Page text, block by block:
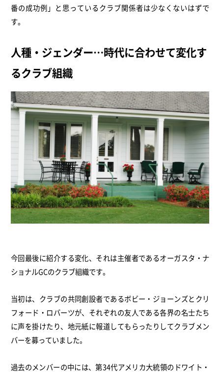
番の成功例」と思っているクラブ関係者は少なくないはずで
す。
人種・ジェンダー…時代に合わせて変化す
るクラブ組織
今回最後に紹介する変化、それは主催者であるオーガスタ・ナ
ショナルGCのクラブ組織です。
当初は、クラブの共同創設者であるボビー・ジョーンズとクリ
フォード・ロバーツが、それぞれの友人である各界の名士たち
に声を掛けたり、地元紙に報道してもらったりしてクラブメン
バーを募っていました。
過去のメンバーの中には、第34代アメリカ大統領のドワイト・